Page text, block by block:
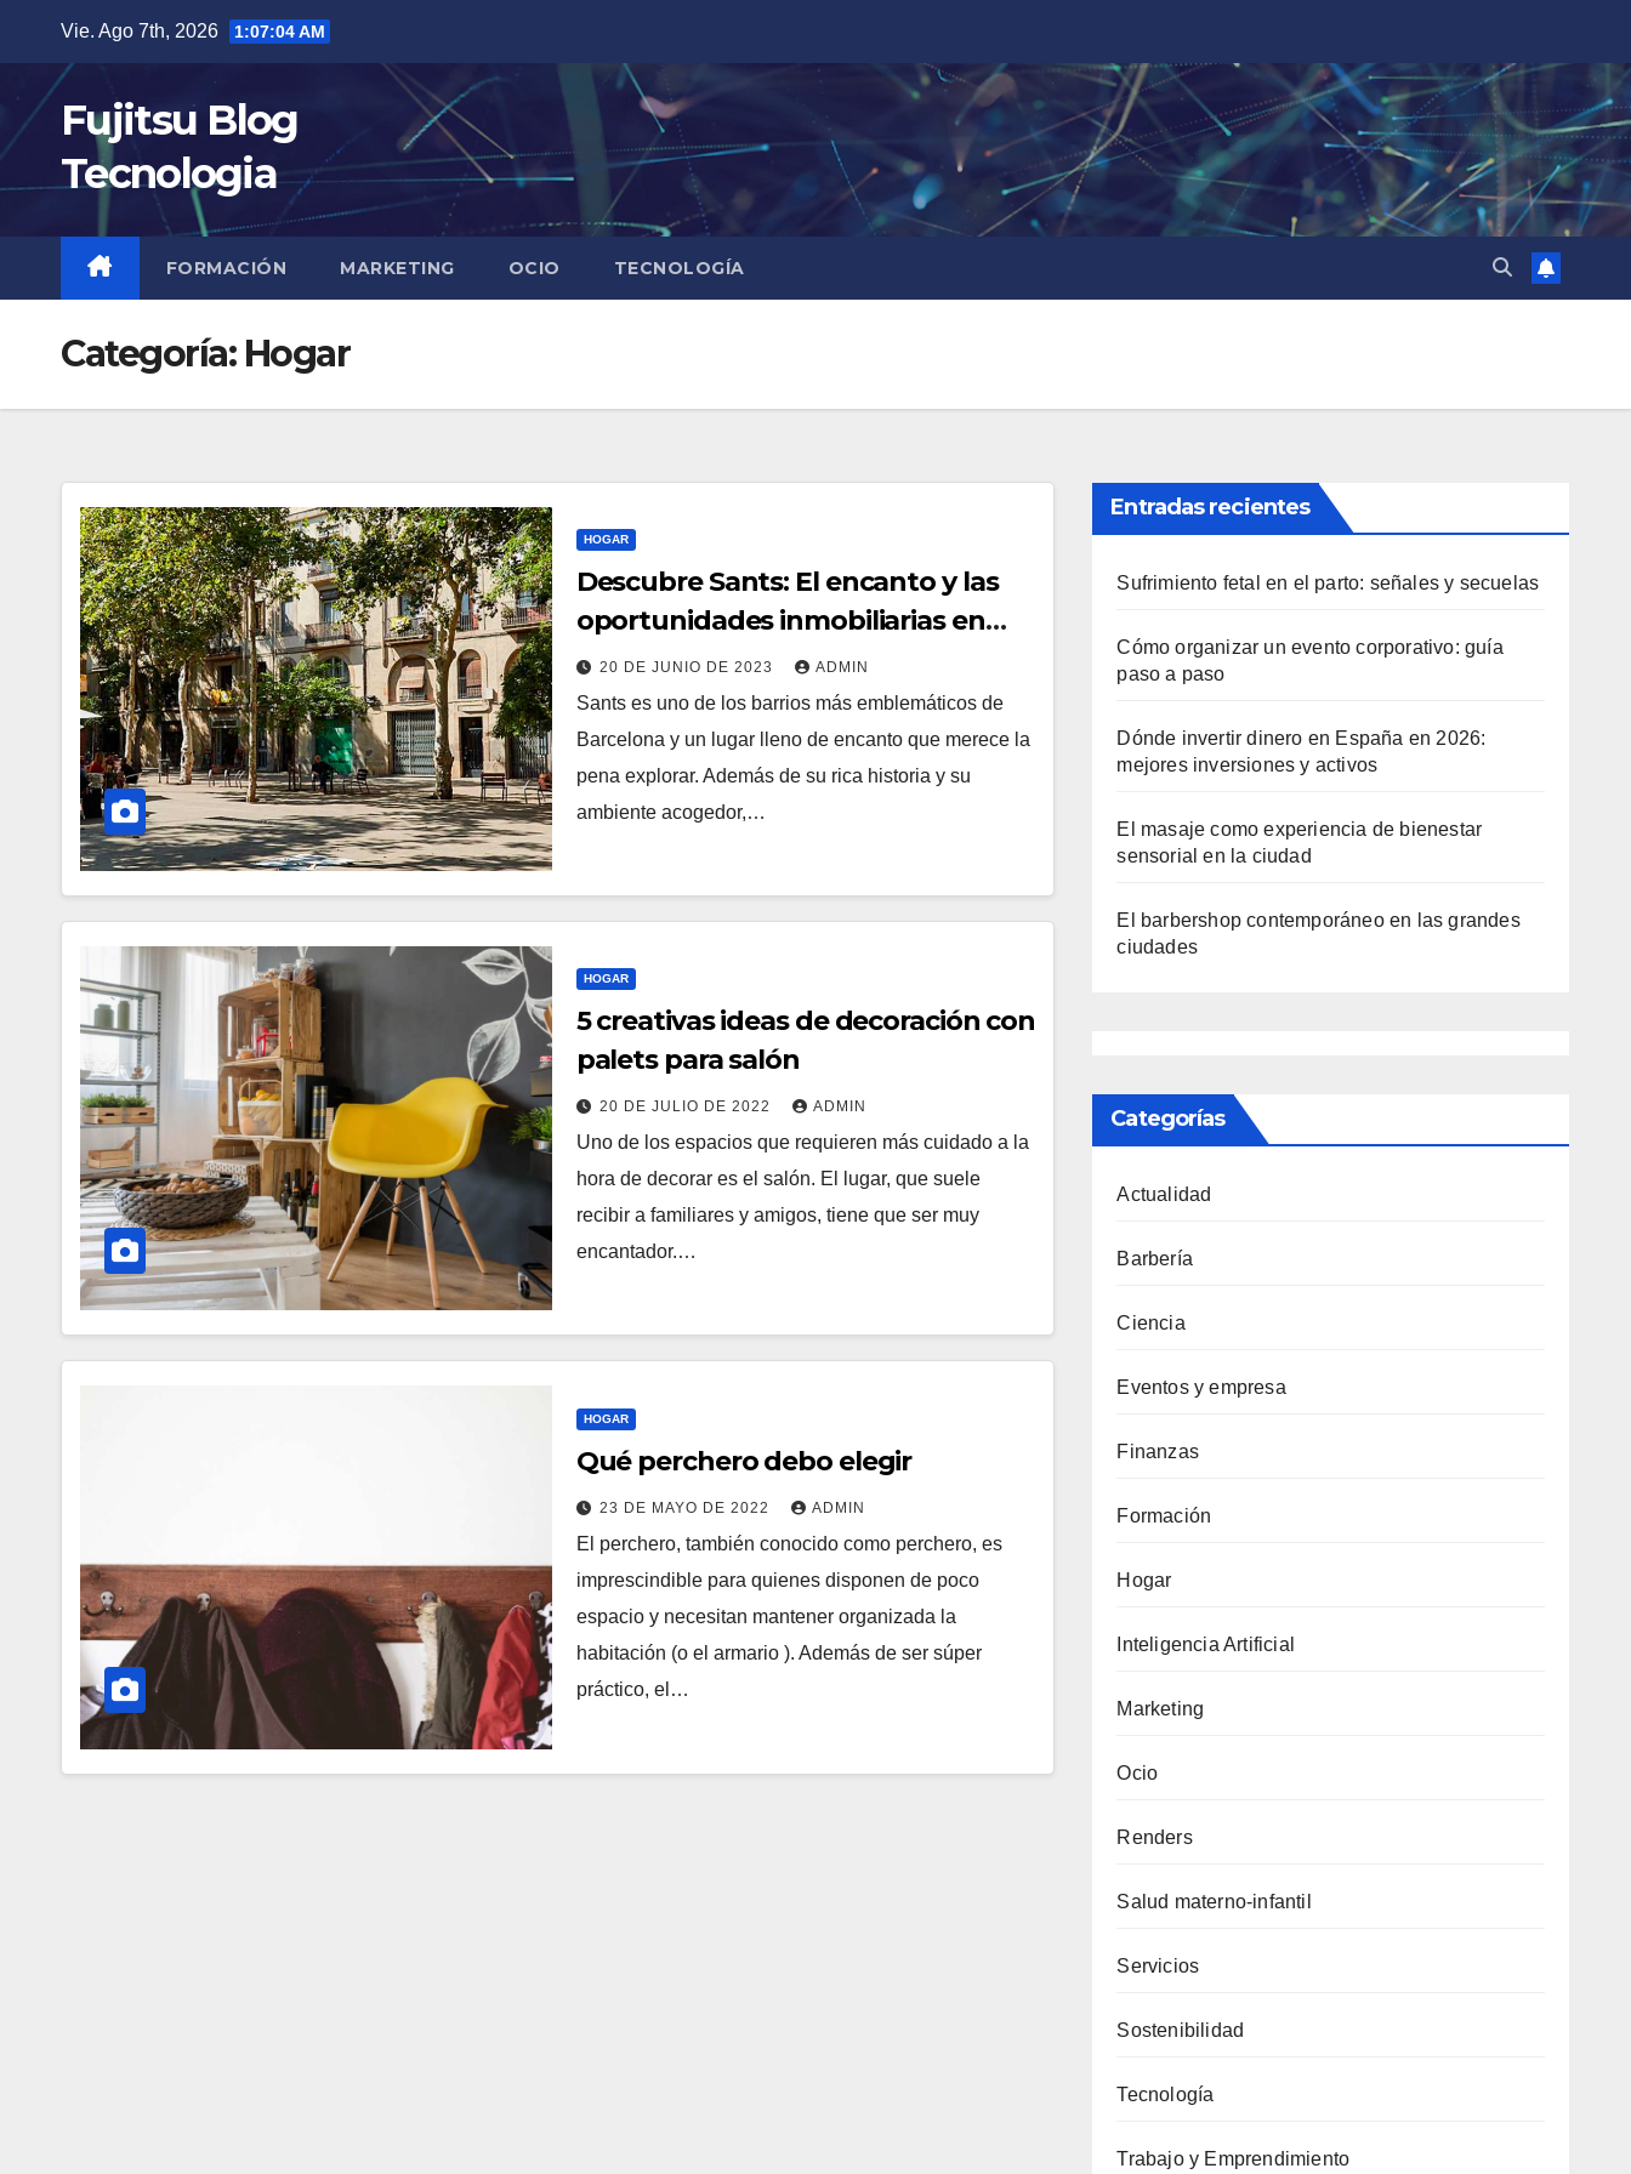
contenido
Vie. Ago 7th, 2026 1:07:05 AM
Fujitsu Blog
Tecnologia
FORMACIÓN MARKETING OCIO TECNOLOGÍA
Categoría: Hogar
HOGAR
Descubre Sants: El encanto y las
oportunidades inmobiliarias en
Sants
20 DE JUNIO DE 2023 ADMIN
Sants es uno de los barrios más emblemáticos de
Barcelona y un lugar lleno de encanto que merece la
pena explorar. Además de su rica historia y su
ambiente acogedor,…
HOGAR
5 creativas ideas de decoración con
palets para salón
20 DE JULIO DE 2022 ADMIN
Uno de los espacios que requieren más cuidado a la
hora de decorar es el salón. El lugar, que suele
recibir a familiares y amigos, tiene que ser muy
encantador.…
HOGAR
Qué perchero debo elegir
23 DE MAYO DE 2022 ADMIN
El perchero, también conocido como perchero, es
imprescindible para quienes disponen de poco
espacio y necesitan mantener organizada la
habitación (o el armario ). Además de ser súper
práctico, el…
Entradas recientes
Sufrimiento fetal en el parto: señales y secuelas
Cómo organizar un evento corporativo: guía
paso a paso
Dónde invertir dinero en España en 2026:
mejores inversiones y activos
El masaje como experiencia de bienestar
sensorial en la ciudad
El barbershop contemporáneo en las grandes
ciudades
Categorías
Actualidad
Barbería
Ciencia
Eventos y empresa
Finanzas
Formación
Hogar
Inteligencia Artificial
Marketing
Ocio
Renders
Salud materno-infantil
Servicios
Sostenibilidad
Tecnología
Trabajo y Emprendimiento